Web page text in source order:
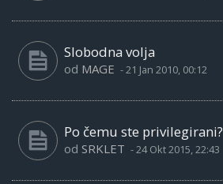
Slobodna volja
od MAGE -21 Jan 2010, 00:12
Po čemu ste privilegirani?
od SRKLET -24 Okt 2015, 22:43